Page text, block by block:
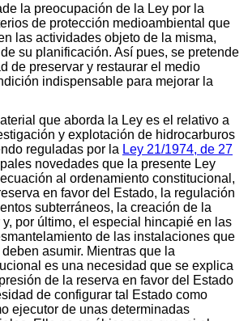
la preocupación de la Ley por la
de protección medioambiental que
las actividades objeto de la misma,
su planificación. Así pues, se pretende
de preservar y restaurar el medio
indispensable para mejorar la
que aborda la Ley es el relativo a
y explotación de hidrocarburos
reguladas por la Ley 21/1974, de 27
novedades que la presente Ley
al ordenamiento constitucional,
en favor del Estado, la regulación
subterráneos, la creación de la
por último, el especial hincapié en las
de las instalaciones que
asumir. Mientras que la
es una necesidad que se explica
de la reserva en favor del Estado
de configurar tal Estado como
ejecutor de unas determinadas